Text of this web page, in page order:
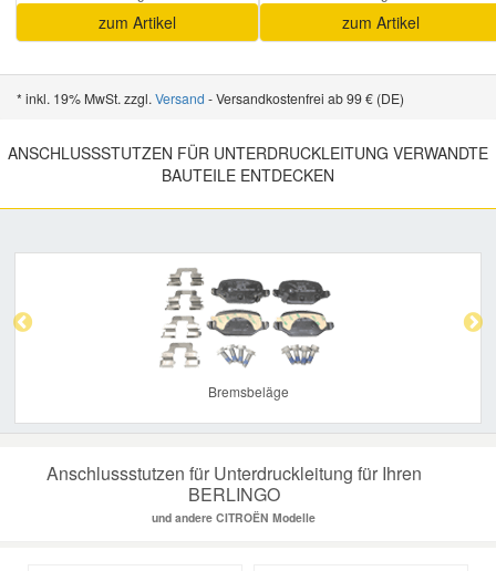
zum Artikel zum Artikel
* inkl. 19% MwSt. zzgl. Versand - Versandkostenfrei ab 99 € (DE)
ANSCHLUSSSTUTZEN FÜR UNTERDRUCKLEITUNG VERWANDTE
BAUTEILE ENTDECKEN
Bremsbeläge
Anschlussstutzen für Unterdruckleitung für Ihren
BERLINGO
und andere CITROËN Modelle